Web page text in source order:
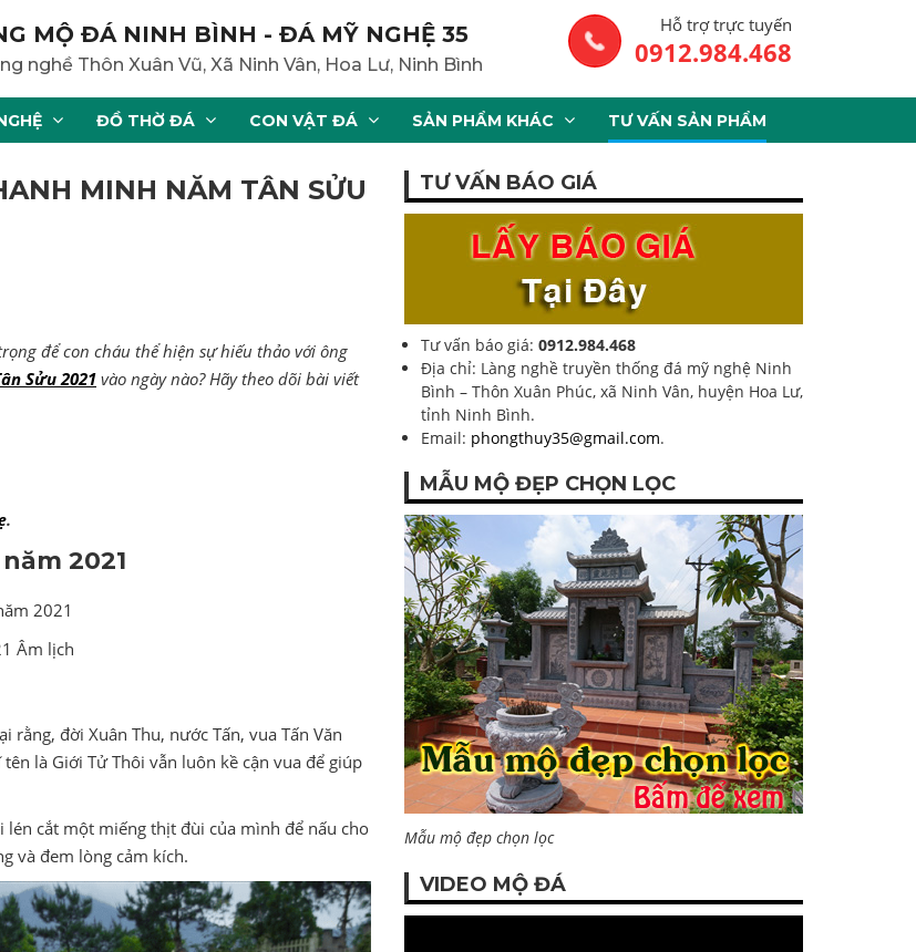
MỘ ĐÁ NINH BÌNH - ĐÁ MỸ NGHỆ 35
nghề Thôn Xuân Vũ, Xã Ninh Vân, Hoa Lư, Ninh Bình
Hỗ trợ trực tuyến
0912.984.468
ĐỒ THỜ ĐÁ CON VẬT ĐÁ SẢN PHẨM KHÁC TƯ VẤN SẢN PHẨM
MINH NĂM TÂN SỬU
để con cháu thể hiện sự hiếu thảo với ông
Sửu 2021 vào ngày nào? Hãy theo dõi bài viết
.
2021
2021
Âm lịch
rằng, đời Xuân Thu, nước Tấn, vua Tấn Văn
là Giới Tử Thôi vẫn luôn kề cận vua để giúp
cắt một miếng thịt đùi của mình để nấu cho
và đem lòng cảm kích.
TƯ VẤN BÁO GIÁ
Tư vấn báo giá: 0912.984.468
Địa chỉ: Làng nghề truyền thống đá mỹ nghệ Ninh
Bình – Thôn Xuân Phúc, xã Ninh Vân, huyện Hoa Lư,
tỉnh Ninh Bình.
Email: phongthuy35@gmail.com.
MẪU MỘ ĐẸP CHỌN LỌC
Mẫu mộ đẹp chọn lọc
VIDEO MỘ ĐÁ